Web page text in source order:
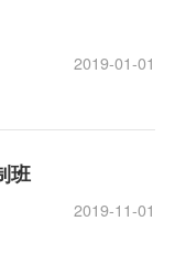
2019-01-01
班
2019-11-01